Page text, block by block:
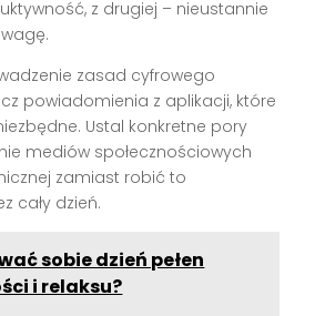
z drugiej – nieustannie
zasad cyfrowego
powiadomienia z aplikacji, które
Ustal konkretne pory
mediów społecznościowych
zamiast robić to
cały dzień.
sobie dzień pełen
i relaksu?